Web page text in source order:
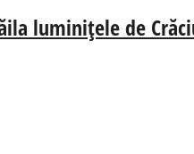
luminițele de